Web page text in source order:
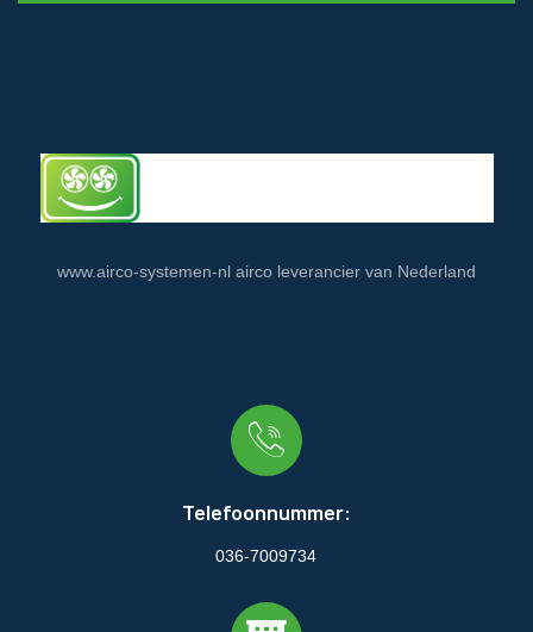
www.airco-systemen-nl airco leverancier van Nederland
Telefoonnummer:
036-7009734